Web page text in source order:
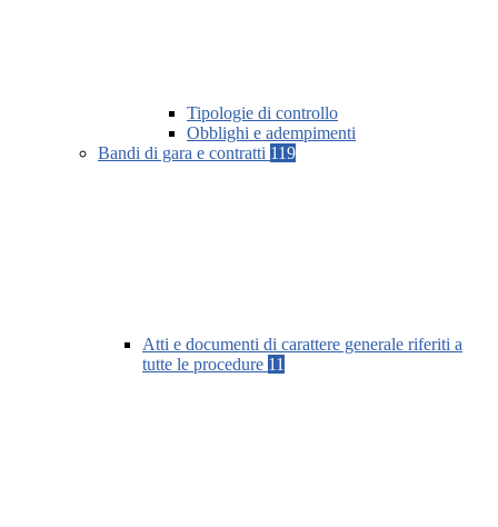
Tipologie di controllo
Obblighi e adempimenti
Bandi di gara e contratti 119
Atti e documenti di carattere generale riferiti a
tutte le procedure 11